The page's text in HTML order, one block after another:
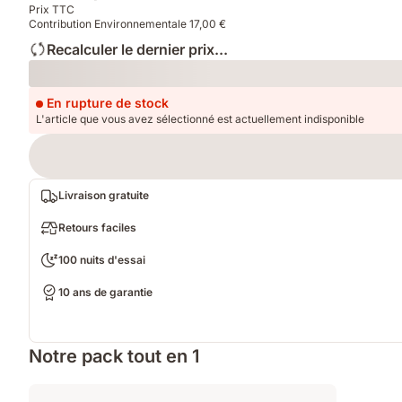
Prix TTC
Contribution Environnementale 17,00 €
Recalculer le dernier prix...
Loading
En rupture de stock
L'article que vous avez sélectionné est actuellement indisponible
Livraison gratuite
Retours faciles
100 nuits d'essai
10 ans de garantie
Notre pack tout en 1